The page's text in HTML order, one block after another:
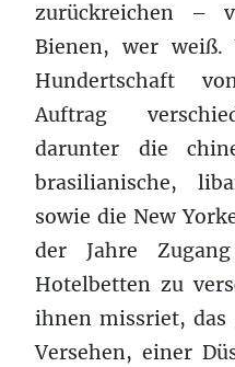
zurückreichen –
Bienen, wer weiß.
Hundertschaft
Auftrag
darunter die
brasilianische,
sowie die New
der Jahre
Hotelbetten zu
ihnen missriet, das
Versehen, einer